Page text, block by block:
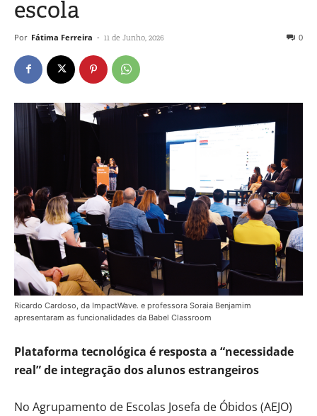
escola
Por Fátima Ferreira - 11 de Junho, 2026 0
Ricardo Cardoso, da ImpactWave. e professora Soraia Benjamim
apresentaram as funcionalidades da Babel Classroom
Plataforma tecnológica é resposta a “necessidade
real” de integração dos alunos estrangeiros
No Agrupamento de Escolas Josefa de Óbidos (AEJO)